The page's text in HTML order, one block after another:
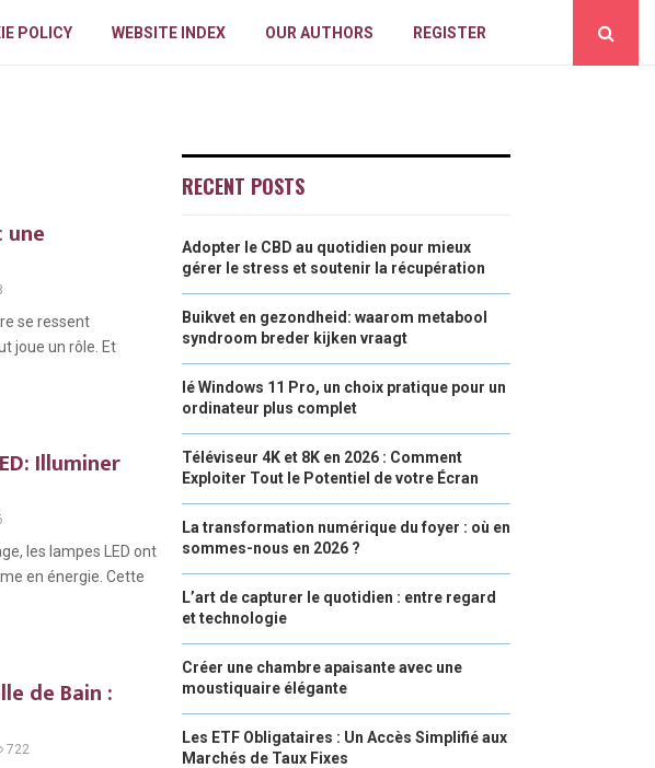
POLICY WEBSITE INDEX OUR AUTHORS REGISTER
une
se ressent
joue un rôle. Et
Illuminer
les lampes LED ont
en énergie. Cette
de Bain :
722
RECENT POSTS
Adopter le CBD au quotidien pour mieux
gérer le stress et soutenir la récupération
Buikvet en gezondheid: waarom metabool
syndroom breder kijken vraagt
lé Windows 11 Pro, un choix pratique pour un
ordinateur plus complet
Téléviseur 4K et 8K en 2026 : Comment
Exploiter Tout le Potentiel de votre Écran
La transformation numérique du foyer : où en
sommes-nous en 2026 ?
L’art de capturer le quotidien : entre regard
et technologie
Créer une chambre apaisante avec une
moustiquaire élégante
Les ETF Obligataires : Un Accès Simplifié aux
Marchés de Taux Fixes